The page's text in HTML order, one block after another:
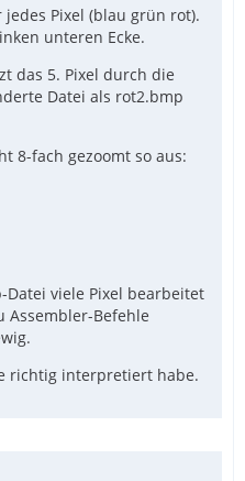
Pixel (blau grün rot).
unteren Ecke.
das 5. Pixel durch die
Datei als rot2.bmp
8-fach gezoomt so aus:
viele Pixel bearbeitet
Assembler-Befehle
richtig interpretiert habe.